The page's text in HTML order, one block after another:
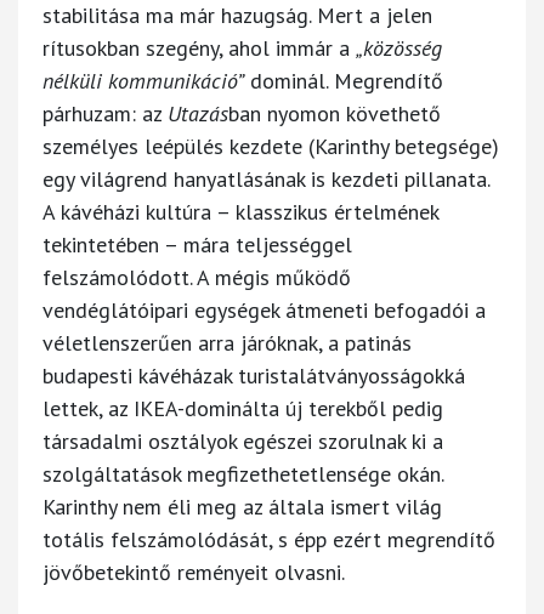
stabilitása ma már hazugság. Mert a jelen
rítusokban szegény, ahol immár a „közösség
nélküli kommunikáció”dominál. Megrendítő
párhuzam: az Utazásban nyomon követhető
személyes leépülés kezdete (Karinthy betegsége)
egy világrend hanyatlásának is kezdeti pillanata.
A kávéházi kultúra – klasszikus értelmének
tekintetében – mára teljességgel
felszámolódott. A mégis működő
vendéglátóipari egységek átmeneti befogadói a
véletlenszerűen arra járóknak, a patinás
budapesti kávéházak turistalátványosságokká
lettek, az IKEA-dominálta új terekből pedig
társadalmi osztályok egészei szorulnak ki a
szolgáltatások megfizethetetlensége okán.
Karinthy nem éli meg az általa ismert világ
totális felszámolódását, s épp ezért megrendítő
jövőbetekintő reményeit olvasni.